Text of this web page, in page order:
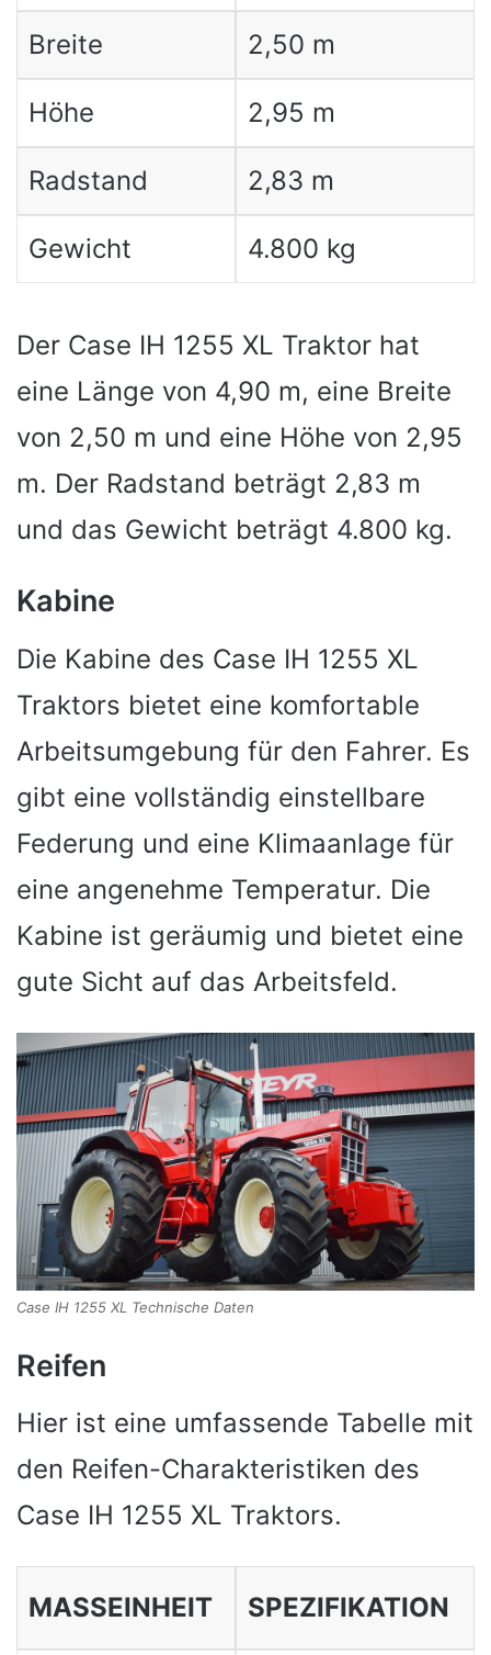
Breite 2,50 m
Höhe 2,95 m
Radstand 2,83 m
Gewicht 4.800 kg
Der Case IH 1255 XL Traktor hat
eine Länge von 4,90 m, eine Breite
von 2,50 m und eine Höhe von 2,95
m. Der Radstand beträgt 2,83 m
und das Gewicht beträgt 4.800 kg.
Kabine
Die Kabine des Case IH 1255 XL
Traktors bietet eine komfortable
Arbeitsumgebung für den Fahrer. Es
gibt eine vollständig einstellbare
Federung und eine Klimaanlage für
eine angenehme Temperatur. Die
Kabine ist geräumig und bietet eine
gute Sicht auf das Arbeitsfeld.
Case IH 1255 XL Technische Daten
Reifen
Hier ist eine umfassende Tabelle mit
den Reifen-Charakteristiken des
Case IH 1255 XL Traktors.
MASSEINHEIT SPEZIFIKATION